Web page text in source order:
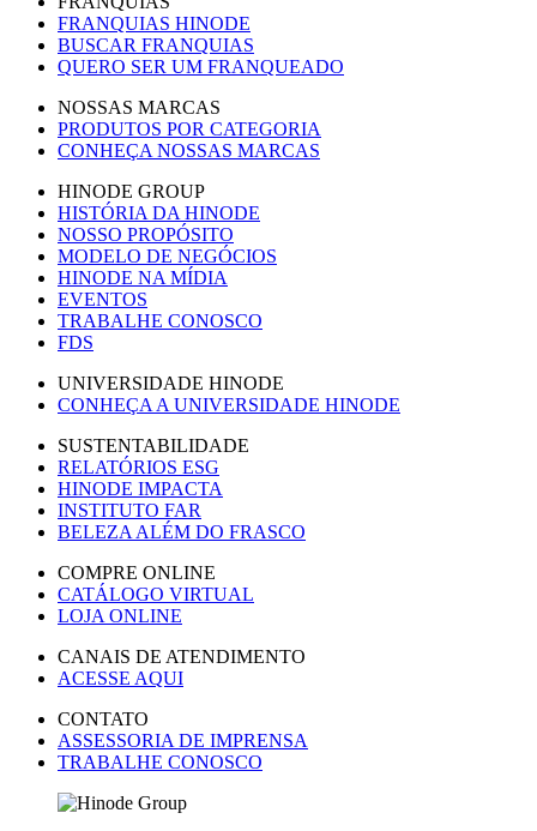
FRANQUIAS HINODE
BUSCAR FRANQUIAS
QUERO SER UM FRANQUEADO
NOSSAS MARCAS
PRODUTOS POR CATEGORIA
CONHEÇA NOSSAS MARCAS
HINODE GROUP
HISTÓRIA DA HINODE
NOSSO PROPÓSITO
MODELO DE NEGÓCIOS
HINODE NA MÍDIA
EVENTOS
TRABALHE CONOSCO
FDS
UNIVERSIDADE HINODE
CONHEÇA A UNIVERSIDADE HINODE
SUSTENTABILIDADE
RELATÓRIOS ESG
HINODE IMPACTA
INSTITUTO FAR
BELEZA ALÉM DO FRASCO
COMPRE ONLINE
CATÁLOGO VIRTUAL
LOJA ONLINE
CANAIS DE ATENDIMENTO
ACESSE AQUI
CONTATO
ASSESSORIA DE IMPRENSA
TRABALHE CONOSCO